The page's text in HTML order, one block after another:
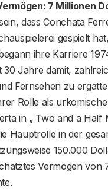
7 Millionen
dass Conchata
gespielt
ihre Karriere
Jahre damit,
Fernsehen zu
Rolle als
in „ Two and a Half
Hauptrolle in der
150.000
Vermögen von